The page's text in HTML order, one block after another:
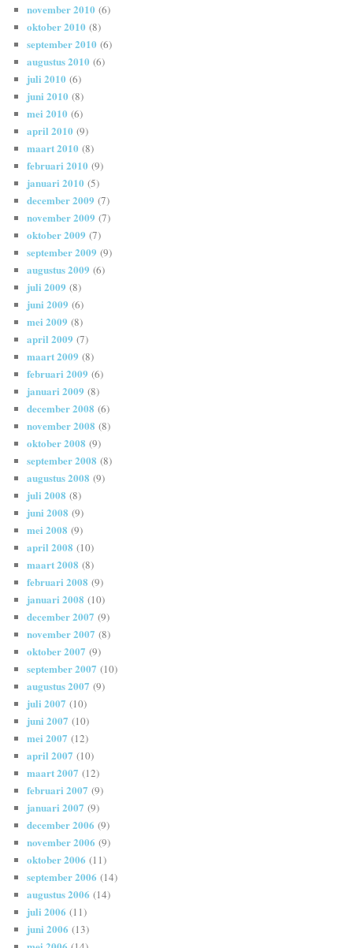
november 2010 (6)
oktober 2010 (8)
september 2010 (6)
augustus 2010 (6)
juli 2010 (6)
juni 2010 (8)
mei 2010 (6)
april 2010 (9)
maart 2010 (8)
februari 2010 (9)
januari 2010 (5)
december 2009 (7)
november 2009 (7)
oktober 2009 (7)
september 2009 (9)
augustus 2009 (6)
juli 2009 (8)
juni 2009 (6)
mei 2009 (8)
april 2009 (7)
maart 2009 (8)
februari 2009 (6)
januari 2009 (8)
december 2008 (6)
november 2008 (8)
oktober 2008 (9)
september 2008 (8)
augustus 2008 (9)
juli 2008 (8)
juni 2008 (9)
mei 2008 (9)
april 2008 (10)
maart 2008 (8)
februari 2008 (9)
januari 2008 (10)
december 2007 (9)
november 2007 (8)
oktober 2007 (9)
september 2007 (10)
augustus 2007 (9)
juli 2007 (10)
juni 2007 (10)
mei 2007 (12)
april 2007 (10)
maart 2007 (12)
februari 2007 (9)
januari 2007 (9)
december 2006 (9)
november 2006 (9)
oktober 2006 (11)
september 2006 (14)
augustus 2006 (14)
juli 2006 (11)
juni 2006 (13)